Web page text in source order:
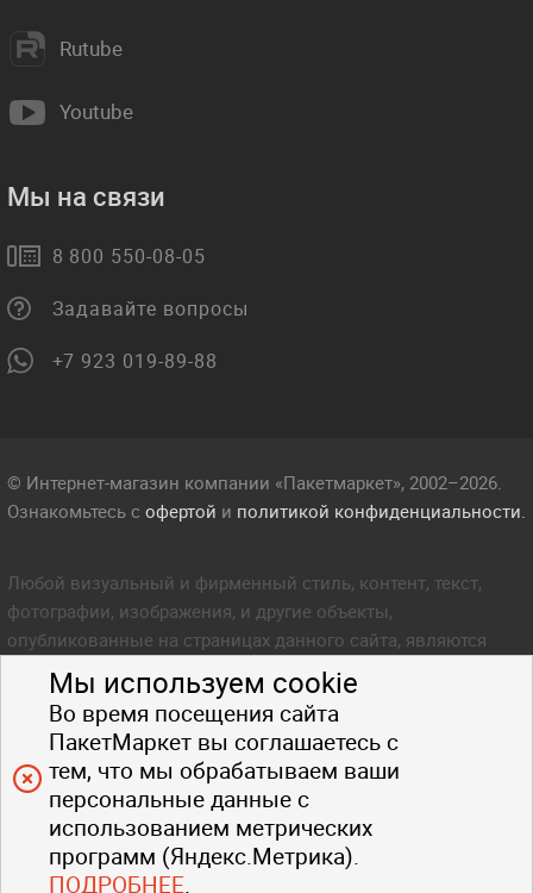
Мы используем cookie
Во время посещения сайта
ПакетМаркет вы соглашаетесь с
тем, что мы обрабатываем ваши
персональные данные с
использованием метрических
программ (Яндекс.Метрика).
ПОДРОБНЕЕ.
Rutube
Youtube
Мы на связи
8 800 550-08-05
Задавайте вопросы
+7 923 019-89-88
© Интернет-магазин компании «Пакетмаркет», 2002–2026.
Ознакомьтесь с офертой и политикой конфиденциальности.
Любой визуальный и фирменный стиль, контент, текст,
фотографии, изображения, и другие объекты,
опубликованные на страницах данного сайта, являются
объектом прав интеллектуальной собственности компании
Пакетмаркет. Любое копирование стиля, контента, текста,
фотографий, изображений и других объектов данного сайта
запрещено.